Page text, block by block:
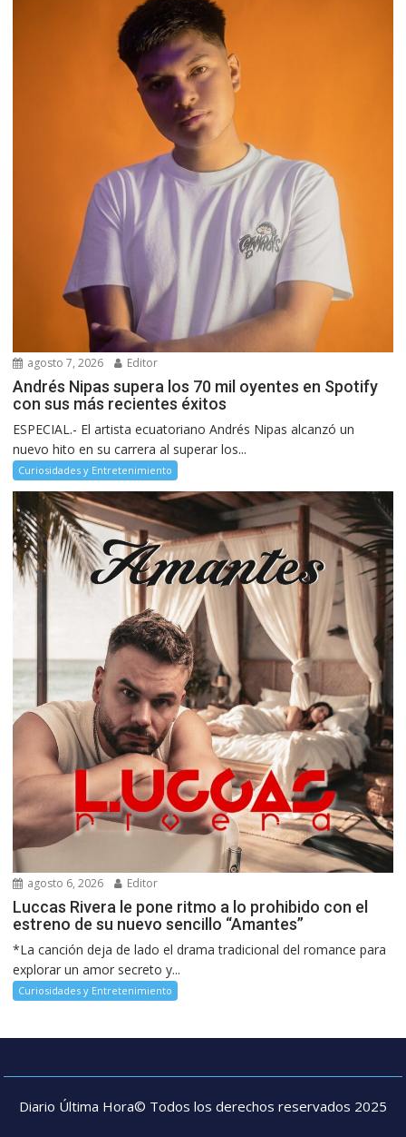
agosto 7, 2026 Editor
Andrés Nipas supera los 70 mil oyentes en Spotify
con sus más recientes éxitos
ESPECIAL.- El artista ecuatoriano Andrés Nipas alcanzó un
nuevo hito en su carrera al superar los...
Curiosidades y Entretenimiento
agosto 6, 2026 Editor
Luccas Rivera le pone ritmo a lo prohibido con el
estreno de su nuevo sencillo “Amantes”
*La canción deja de lado el drama tradicional del romance para
explorar un amor secreto y...
Curiosidades y Entretenimiento
Diario Última Hora© Todos los derechos reservados 2025